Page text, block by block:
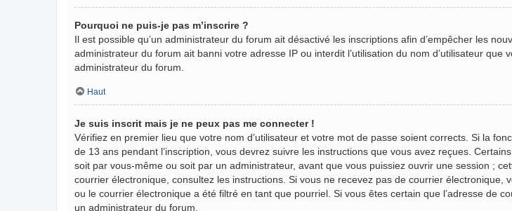
Pourquoi ne puis-je pas m’inscrire ?
Il est possible qu’un administrateur du forum ait désactivé les inscriptions afin d’empêcher les
administrateur du forum ait banni votre adresse IP ou interdit l’utilisation du nom d’utilisateur que
administrateur du forum.
Haut
Je suis inscrit mais je ne peux pas me connecter !
Vérifiez en premier lieu que votre nom d’utilisateur et votre mot de passe soient corrects. Si la
de 13 ans pendant l’inscription, vous devrez suivre les instructions que vous avez reçues.
soit par vous-même ou soit par un administrateur, avant que vous puissiez ouvrir une session ;
courrier électronique, consultez les instructions. Si vous ne recevez pas de courrier
ou le courrier électronique a été filtré en tant que pourriel. Si vous êtes certain que l’adresse de
un administrateur du forum.